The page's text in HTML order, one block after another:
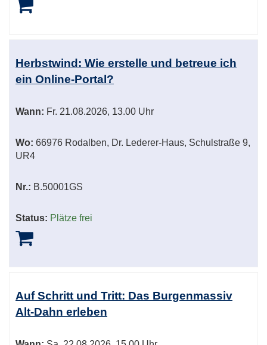
Herbstwind: Wie erstelle und betreue ich
ein Online-Portal?
Wann: Fr. 21.08.2026, 13.00 Uhr
Wo: 66976 Rodalben, Dr. Lederer-Haus, Schulstraße 9,
UR4
Nr.: B.50001GS
Status: Plätze frei
Auf Schritt und Tritt: Das Burgenmassiv
Alt-Dahn erleben